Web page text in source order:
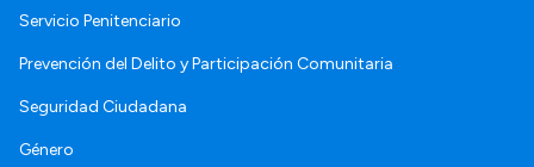
Servicio Penitenciario
Prevención del Delito y Participación Comunitaria
Seguridad Ciudadana
Género